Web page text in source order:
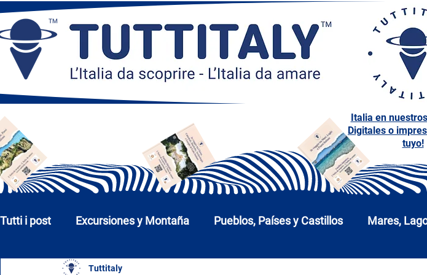
Italia en
Digitales o
tuyo!
Tutti i post Excursiones y Montaña Pueblos, Países y Castillos Mares,
Iglesias, Monumentos y Museos
Tuttitaly